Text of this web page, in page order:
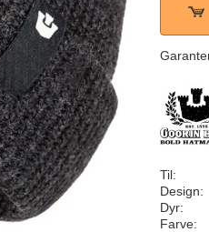
Til:
Design:
Dyr:
Farve: